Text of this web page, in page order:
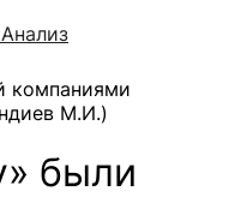
компаниями
М.И.)
были